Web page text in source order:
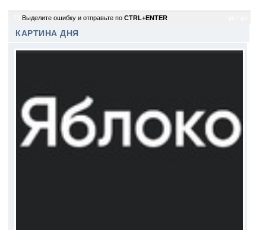
Выделите ошибку и отправьте по CTRL+ENTER
КАРТИНА ДНЯ